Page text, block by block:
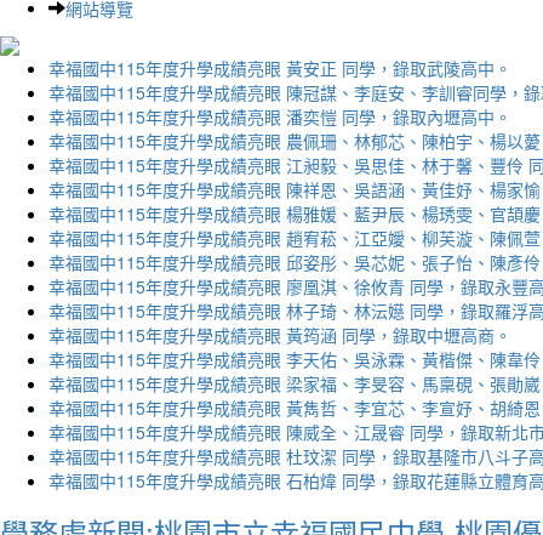
網站導覽
幸福國中115年度升學成績亮眼 黃安正 同學，錄取武陵高中。
幸福國中115年度升學成績亮眼 陳冠謀、李庭安、李訓睿同學，
幸福國中115年度升學成績亮眼 潘奕愷 同學，錄取內壢高中。
幸福國中115年度升學成績亮眼 農佩珊、林郁芯、陳柏宇、楊以
幸福國中115年度升學成績亮眼 江昶毅、吳思佳、林于馨、豐伶
幸福國中115年度升學成績亮眼 陳祥恩、吳語涵、黃佳妤、楊家
幸福國中115年度升學成績亮眼 楊雅媛、藍尹辰、楊琇雯、官頡
幸福國中115年度升學成績亮眼 趙宥菘、江亞嬡、柳芙漩、陳佩
幸福國中115年度升學成績亮眼 邱姿彤、吳芯妮、張子怡、陳彥
幸福國中115年度升學成績亮眼 廖凰淇、徐攸青 同學，錄取永豐
幸福國中115年度升學成績亮眼 林子琦、林沄嬨 同學，錄取羅浮
幸福國中115年度升學成績亮眼 黃筠涵 同學，錄取中壢高商。
幸福國中115年度升學成績亮眼 李天佑、吳泳霖、黃楷傑、陳韋
幸福國中115年度升學成績亮眼 梁家福、李旻容、馬稟硯、張勛
幸福國中115年度升學成績亮眼 黃雋哲、李宜芯、李宣妤、胡綺
幸福國中115年度升學成績亮眼 陳威全、江晟睿 同學，錄取新北
幸福國中115年度升學成績亮眼 杜玟潔 同學，錄取基隆市八斗子
幸福國中115年度升學成績亮眼 石柏煒 同學，錄取花蓮縣立體育